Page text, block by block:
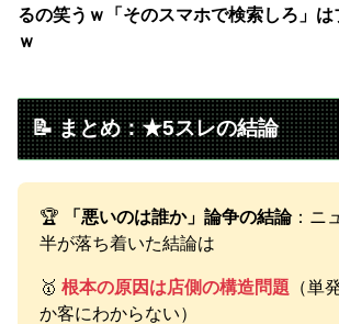
るの笑うｗ「そのスマホで検索しろ」
ｗ
📝 まとめ：★5スレの結論
🏆 「悪いのは誰か」論争の結論：ニ
半が落ち着いた結論は
🥇 根本の原因は店側の構造問題 （単
か客にわからない）